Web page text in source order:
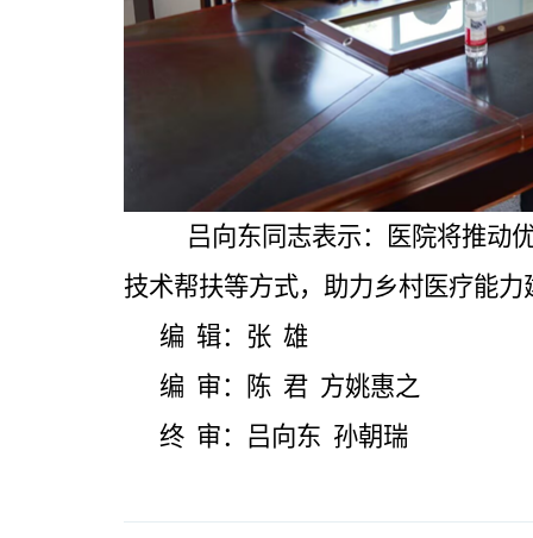
吕向东同志表示：医院将推动
技术帮扶等方式，助力乡村医疗能
编 辑：张 雄
编 审：陈 君 方姚惠之
终 审：吕向东 孙朝瑞